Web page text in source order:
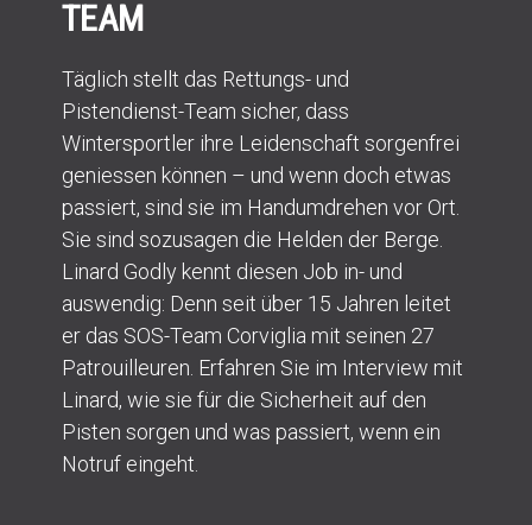
TEAM
Täglich stellt das Rettungs- und
Pistendienst-Team sicher, dass
Wintersportler ihre Leidenschaft sorgenfrei
geniessen können – und wenn doch etwas
passiert, sind sie im Handumdrehen vor Ort.
Sie sind sozusagen die Helden der Berge.
Linard Godly kennt diesen Job in- und
auswendig: Denn seit über 15 Jahren leitet
er das SOS-Team Corviglia mit seinen 27
Patrouilleuren. Erfahren Sie im Interview mit
Linard, wie sie für die Sicherheit auf den
Pisten sorgen und was passiert, wenn ein
Notruf eingeht.